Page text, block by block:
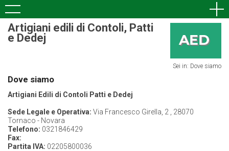
Artigiani edili di Contoli, Patti
e Dedej
Sei in: Dove siamo
Dove siamo
Artigiani Edili di Contoli Patti e Dedej
Sede Legale e Operativa: Via Francesco Girella, 2 , 28070
Tornaco - Novara
Telefono: 0321846429
Fax:
Partita IVA: 02205800036